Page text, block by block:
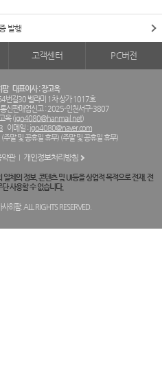
발행
고객센터 PC버전
팜 대표이사 : 장고옥
번길30 벨라미 1차 상가 1017호
통신판매업신고 : 2025-인천서구-3807
옥 (jgo4080@hanmail.net)
이메일 : jgo4080@naver.com
말 및 공휴일 휴무) (주말 및 공휴일 휴무)
약관 개인정보처리방침
체의 정보, 콘텐츠 및 UI등을 상업적 목적으로 전재, 전
사용할 수 없습니다.
히팜. ALL RIGHTS RESERVED.